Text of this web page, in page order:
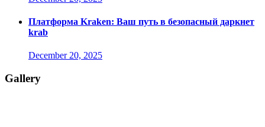
Платформа Kraken: Ваш путь в безопасный даркнет
krab
December 20, 2025
Gallery